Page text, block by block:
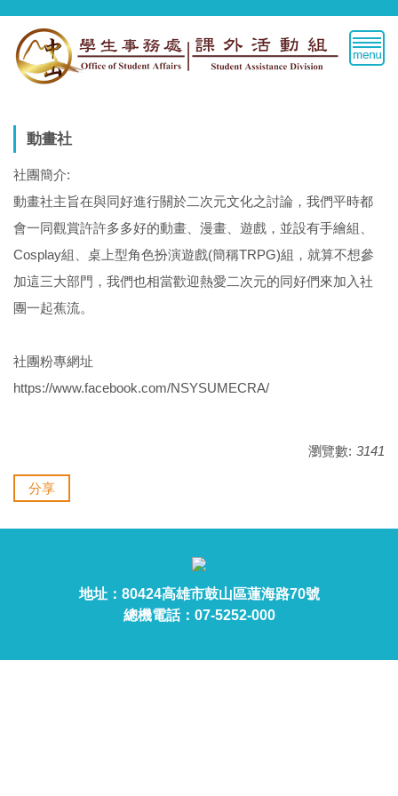
跳
主
要
區
動畫社
社團簡介:
動畫社主旨在與同好進行關於二次元文化之討論，我們平時都
會一同觀賞許許多多好的動畫、漫畫、遊戲，並設有手繪組、
Cosplay組、桌上型角色扮演遊戲(簡稱TRPG)組，就算不想參
加這三大部門，我們也相當歡迎熱愛二次元的同好們來加入社
團一起蕉流。
社團粉專網址
https://www.facebook.com/NSYSUMECRA/
瀏覽數: 3141
分享
地址：80424高雄市鼓山區蓮海路70號
總機電話：07-5252-000